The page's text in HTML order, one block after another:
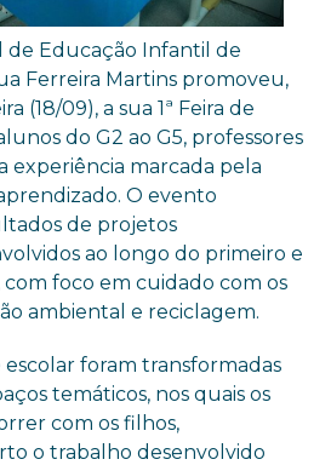
de Educação Infantil de
Ferreira Martins promoveu,
(18/09), a sua 1ª Feira de
do G2 ao G5, professores
experiência marcada pela
O evento
de projetos
ao longo do primeiro e
foco em cuidado com os
ambiental e reciclagem.
escolar foram transformadas
temáticos, nos quais os
com os filhos,
o trabalho desenvolvido